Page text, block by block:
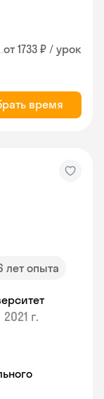
от 1733 ₽ / урок
время
лет опыта
2021 г.